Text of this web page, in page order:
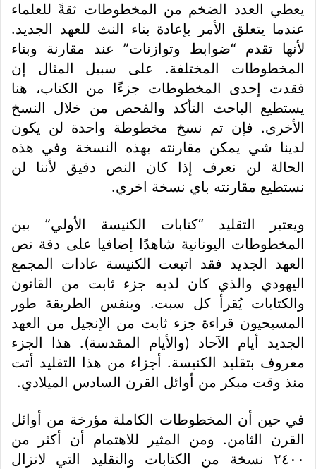
يعطي العدد الضخم من المخطوطات ثقةً للعلماء
عندما يتعلق الأمر بإعادة بناء النث للعهد الجديد.
لأنها تقدم “ضوابط وتوازنات” عند مقارنة وبناء
المخطوطات المختلفة. على سبيل المثال إن
فقدت إحدى المخطوطات جزءًا من الكتاب، هنا
يستطيع الباحث التأكد والفحص من خلال النسخ
الأخرى. فإن تم نسخ مخطوطة واحدة لن يكون
لدينا شي يمكن مقارنته بهذه النسخة وفي هذه
الحالة لن نعرف إذا كان النص دقيق لأننا لن
نستطيع مقارنته باي نسخة اخري.
ويعتبر التقليد “كتابات الكنيسة الأولي” بين
المخطوطات اليونانية شاهدًا إضافيا على دقة نص
العهد الجديد فقد اتبعت الكنيسة عادات المجمع
اليهودي والذي كان لديه جزء ثابت من القانون
والكتابات يُقرأ كل سبت. وبنفس الطريقة طور
المسيحيون قراءة جزء ثابت من الإنجيل من العهد
الجديد أيام الآحاد (والأيام المقدسة). هذا الجزء
معروف بتقليد الكنيسة. أجزاء من هذا التقليد أتت
منذ وقت مبكر من أوائل القرن السادس الميلادي.
في حين أن المخطوطات الكاملة مؤرخة من أوائل
القرن الثامن. ومن المثير للاهتمام أن أكثر من
٢٤٠٠ نسخة من الكتابات والتقليد التي لاتزال